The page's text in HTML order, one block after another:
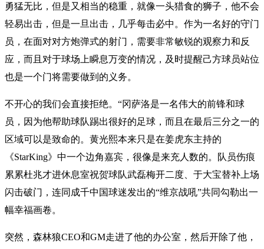
勇猛无比，但是又相当的稳重，就像一头猎食的狮子，他不会
轻易出击，但是一旦出击，几乎每击必中。作为一名好的守门
员，在面对对方炮弹式的射门，需要非常敏锐的观察力和反
应，而且对于球场上瞬息万变的情况，及时提醒己方球员站位
也是一个门将需要做到的义务。
不开心的我们会直接拒绝。“冈萨洛是一名伟大的前锋和球
员，因为他帮助球队踢出很好的足球，而且在最后三分之一的
区域可以是致命的。黄光熙本来只是在姜虎东主持的
《StarKing》中一个边角嘉宾，很像是来充人数的。队员伤痕
累累杜兆才进休息室祝贺球队武磊梅开二度、于大宝替补上场
闪击破门，连同成千中国球迷发出的“维京战吼”共同勾勒出一
幅幸福画卷。
突然，森林狼CEO和GM走进了他的办公室，然后开除了他，